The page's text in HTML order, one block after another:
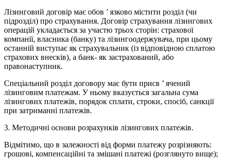
Лізинговий договір має обов ’ язково містити розділ (чи
підрозділ) про страхування. Договір страхування лізингових
операцій укладається за участю трьох сторін: страхової
компанії, власника (банку) та лізингоодержувача, при цьому
останній виступає як страхувальник (із відповідною сплатою
страхових внесків), а банк- як застрахований, або
правонаступник.
Спеціальний розділ договору має бути присв ’ ячений
лізинговим платежам. У ньому вказується загальна сума
лізингових платежів, порядок сплати, строки, спосіб, санкції
при затриманні платежів.
3. Методичні основи розрахунків лізингових платежів.
Відмітимо, що в залежності від форми платежу розрізняють:
грошові, компенсаційні та змішані платежі (розглянуто вище);